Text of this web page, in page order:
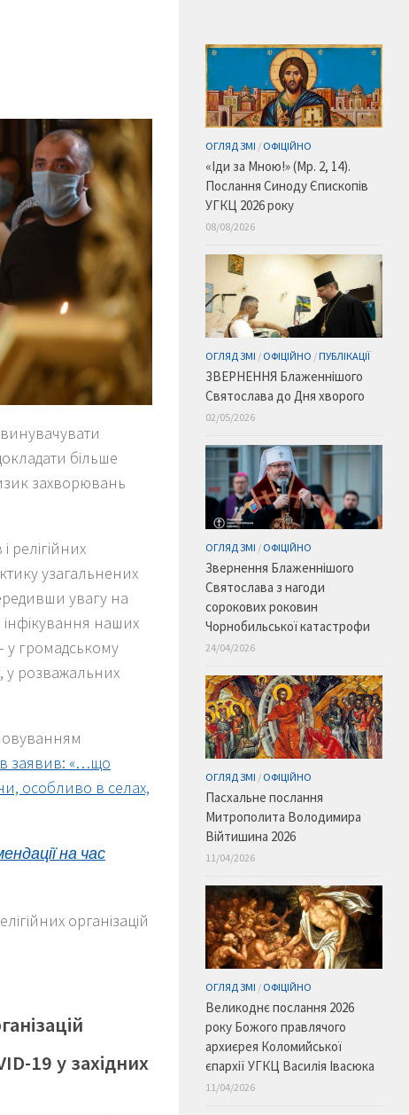
більше
захворювань
релігійних
узагальнених
увагу на
наших
у громадському
у розважальних
заявив: «…що
особливо в селах,
на час
організацій
19 у західних
ОГЛЯД ЗМІ / ОФІЦІЙНО
«Іди за Мною!» (Мр. 2, 14).
Послання Синоду Єпископів
УГКЦ 2026 року
08/08/2026
ОГЛЯД ЗМІ / ОФІЦІЙНО /ПУБЛІКАЦІЇ
ЗВЕРНЕННЯ Блаженнішого
Святослава до Дня хворого
02/05/2026
ОГЛЯД ЗМІ / ОФІЦІЙНО
Звернення Блаженнішого
Святослава з нагоди
сорокових роковин
Чорнобильської катастрофи
24/04/2026
ОГЛЯД ЗМІ / ОФІЦІЙНО
Пасхальне послання
Митрополита Володимира
Війтишина 2026
11/04/2026
ОГЛЯД ЗМІ / ОФІЦІЙНО
Великоднє послання 2026
року Божого правлячого
архиєрея Коломийської
єпархії УГКЦ Василія Івасюка
11/04/2026